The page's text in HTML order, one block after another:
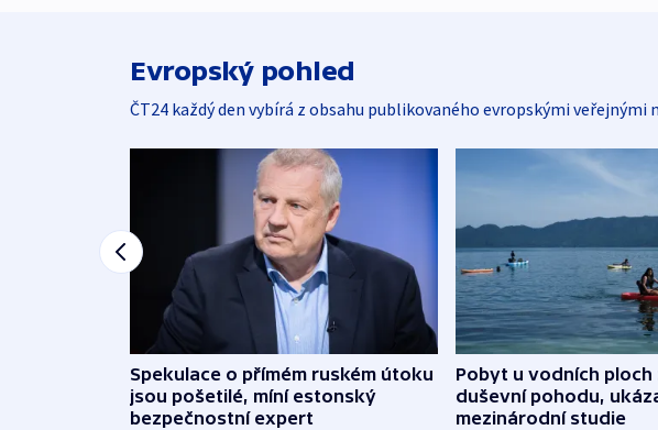
Evropský pohled
ČT24 každý den vybírá z obsahu publikovaného evropskými veřejnými
Spekulace o přímém ruském útoku
jsou pošetilé, míní estonský
bezpečnostní expert
Pobyt u vodních ploch
duševní pohodu,
mezinárodní studie